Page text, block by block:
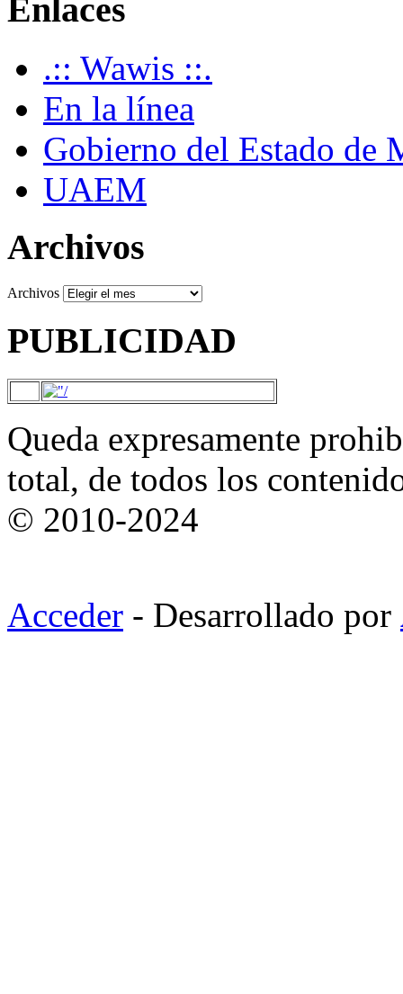
Enlaces
.:: Wawis ::.
En la línea
Gobierno del Estado de
UAEM
Archivos
Archivos
PUBLICIDAD
Queda expresamente
total, de todos los
© 2010-2024
Acceder - Desarrollado por